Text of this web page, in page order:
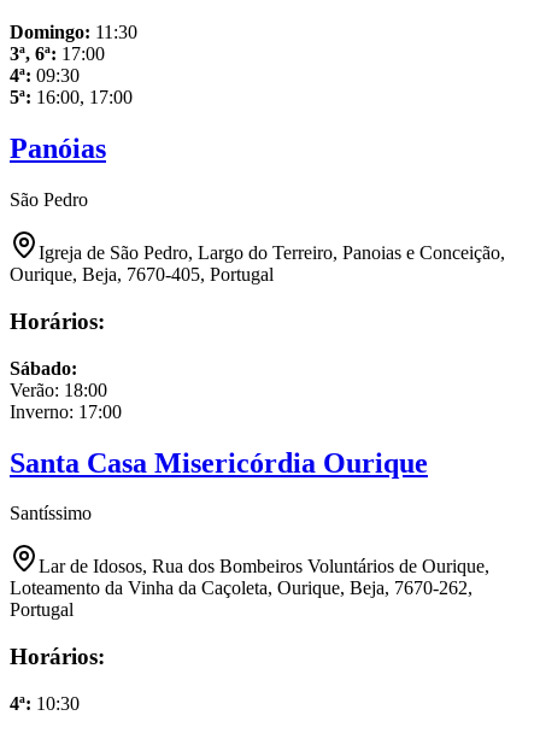
Domingo: 11:30
3ª, 6ª: 17:00
4ª: 09:30
5ª: 16:00, 17:00
Panóias
São Pedro
Igreja de São Pedro, Largo do Terreiro, Panoias e Conceição,
Ourique, Beja, 7670-405, Portugal
Horários:
Sábado:
Verão: 18:00
Inverno: 17:00
Santa Casa Misericórdia Ourique
Santíssimo
Lar de Idosos, Rua dos Bombeiros Voluntários de Ourique,
Loteamento da Vinha da Caçoleta, Ourique, Beja, 7670-262,
Portugal
Horários:
4ª: 10:30